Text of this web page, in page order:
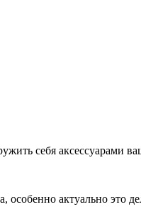
себя аксессуарами
актуально это